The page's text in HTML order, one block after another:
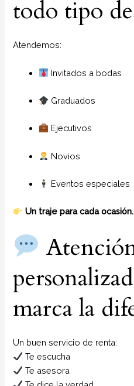
todo tipo
Atendemos:
Invitados a bodas
Graduados
Ejecutivos
Novios
Eventos especiales
Un traje para cada ocasión.
marca la
Un buen servicio de renta:
Te escucha
Te asesora